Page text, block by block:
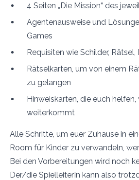
4 Seiten „Die Mission“ des
Agentenausweise und
Games
Requisiten wie Schilder,
Rätselkarten, um von einem
zu gelangen
Hinweiskarten, die euch
weiterkommt
Alle Schritte, um euer Zuhause in
Room für Kinder zu verwandeln,
Bei den Vorbereitungen wird noch
Der/die SpielleiterIn kann also